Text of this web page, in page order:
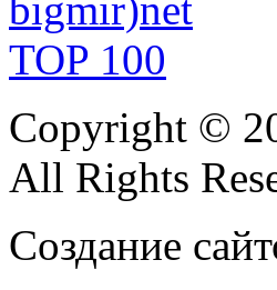
Copyright ©
All Rights
Создание